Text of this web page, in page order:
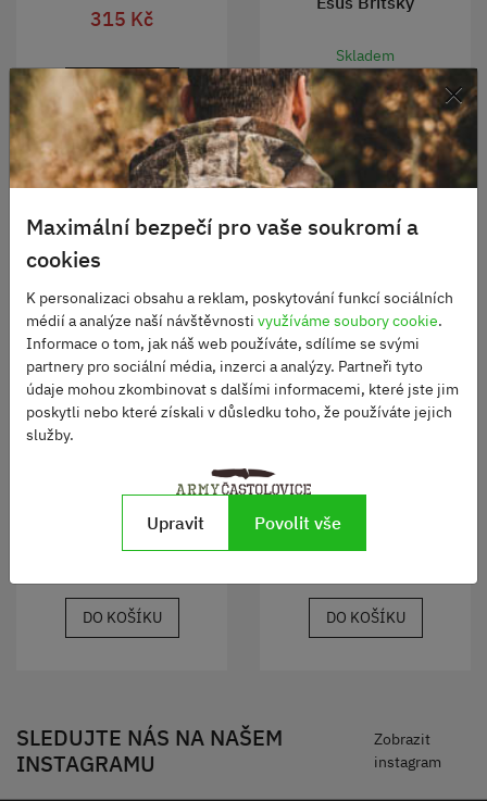
315 Kč
DO KOŠÍKU
Skladem
350 Kč
DO KOŠÍKU
Skladem
90 Kč
DO KOŠÍKU
Skladem
220 Kč
DO KOŠÍKU
SLEDUJTE NÁS NA NAŠEM
INSTAGRAMU
Zobrazit
instagram
×
Maximální bezpečí pro vaše soukromí a
cookies
K personalizaci obsahu a reklam, poskytování funkcí sociálních
médií a analýze naší návštěvnosti využíváme soubory cookie.
Informace o tom, jak náš web používáte, sdílíme se svými
partnery pro sociální média, inzerci a analýzy. Partneři tyto
údaje mohou zkombinovat s dalšími informacemi, které jste jim
poskytli nebo které získali v důsledku toho, že používáte jejich
služby.
Upravit Povolit vše